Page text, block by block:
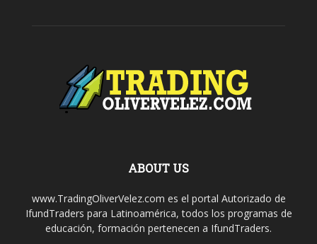
ABOUT US
www.TradingOliverVelez.com es el portal Autorizado de
IfundTraders para Latinoamérica, todos los programas de
educación, formación pertenecen a IfundTraders.